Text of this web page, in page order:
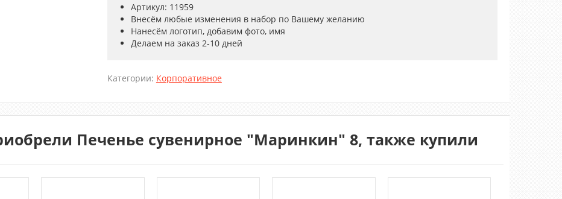
Артикул: 11959
Внесём любые изменения в набор по Вашему желанию
Нанесём логотип, добавим фото, имя
Делаем на заказ 2-10 дней
Категории: Корпоративное
Печенье сувенирное "Маринкин" 8, также купили